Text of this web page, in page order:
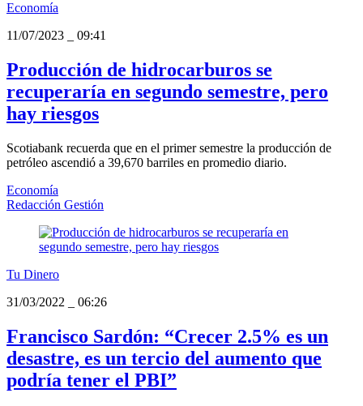
Economía
11/07/2023
09:41
Producción de hidrocarburos se
recuperaría en segundo semestre, pero
hay riesgos
Scotiabank recuerda que en el primer semestre la producción de
petróleo ascendió a 39,670 barriles en promedio diario.
Economía
Redacción Gestión
Tu Dinero
31/03/2022
06:26
Francisco Sardón: “Crecer 2.5% es un
desastre, es un tercio del aumento que
podría tener el PBI”